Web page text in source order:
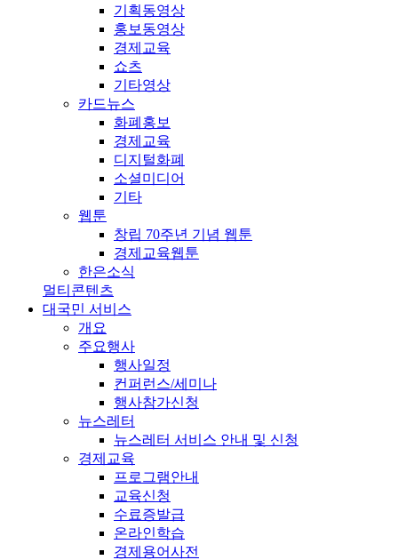
기획동영상
홍보동영상
경제교육
쇼츠
기타영상
카드뉴스
화폐홍보
경제교육
디지털화폐
소셜미디어
기타
웹툰
창립 70주년 기념 웹툰
경제교육웹툰
한은소식
멀티콘텐츠
대국민 서비스
개요
주요행사
행사일정
컨퍼런스/세미나
행사참가신청
뉴스레터
뉴스레터 서비스 안내 및 신청
경제교육
프로그램안내
교육신청
수료증발급
온라인학습
경제용어사전